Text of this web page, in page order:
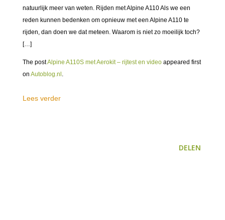
natuurlijk meer van weten. Rijden met Alpine A110 Als we een
reden kunnen bedenken om opnieuw met een Alpine A110 te
rijden, dan doen we dat meteen. Waarom is niet zo moeilijk toch?
[…]
The postAlpine A110S met Aerokit – rijtest en video appeared first
on Autoblog.nl .
Lees verder
DELEN